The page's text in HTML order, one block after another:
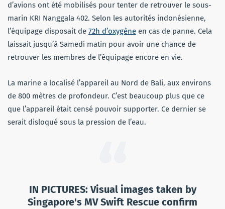
d’avions ont été mobilisés pour tenter de retrouver le sous-
marin KRI Nanggala 402. Selon les autorités indonésienne,
l’équipage disposait de 72h d’oxygène en cas de panne. Cela
laissait jusqu’à Samedi matin pour avoir une chance de
retrouver les membres de l’équipage encore en vie.
La marine a localisé l’appareil au Nord de Bali, aux environs
de 800 mètres de profondeur. C’est beaucoup plus que ce
que l’appareil était censé pouvoir supporter. Ce dernier se
serait disloqué sous la pression de l’eau.
IN PICTURES: Visual images taken by
Singapore's MV Swift Rescue confirm